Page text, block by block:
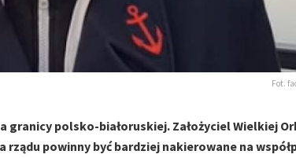
Fot.
granicy polsko-białoruskiej. Założyciel Wielkiej
powinny być bardziej nakierowane na